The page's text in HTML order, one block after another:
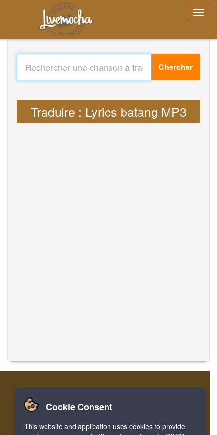
Chercher
Traduire : Lyrics batang MP3
Accueil Login Register
Facebook Twitter Bookmark
Cookie Consent
This website and application uses cookies to provide